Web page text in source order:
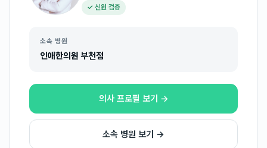
✓ 신원 검증
소속 병원
인애한의원 부천점
의사 프로필 보기 →
소속 병원 보기 →